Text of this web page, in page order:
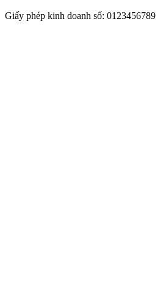
Giấy phép kinh doanh số: 0123456789